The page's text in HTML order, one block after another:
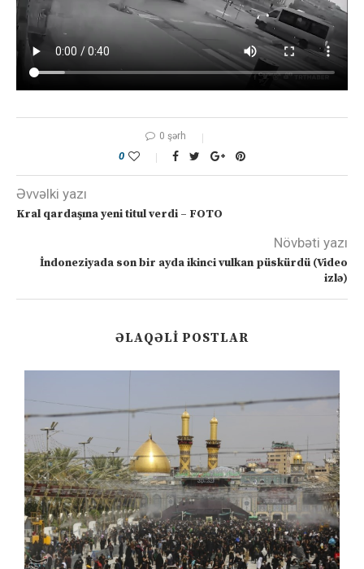
0 şərh
0
Əvvəlki yazı
Kral qardaşına yeni titul verdi – FOTO
Növbəti yazı
İndoneziyada son bir ayda ikinci vulkan püskürdü (Video
izlə)
ƏLAQƏLI POSTLAR